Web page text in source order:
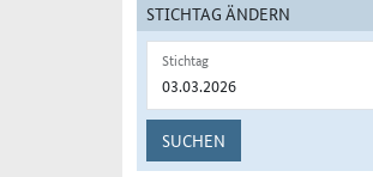
STICHTAG ÄNDERN
Stichtag
SUCHEN